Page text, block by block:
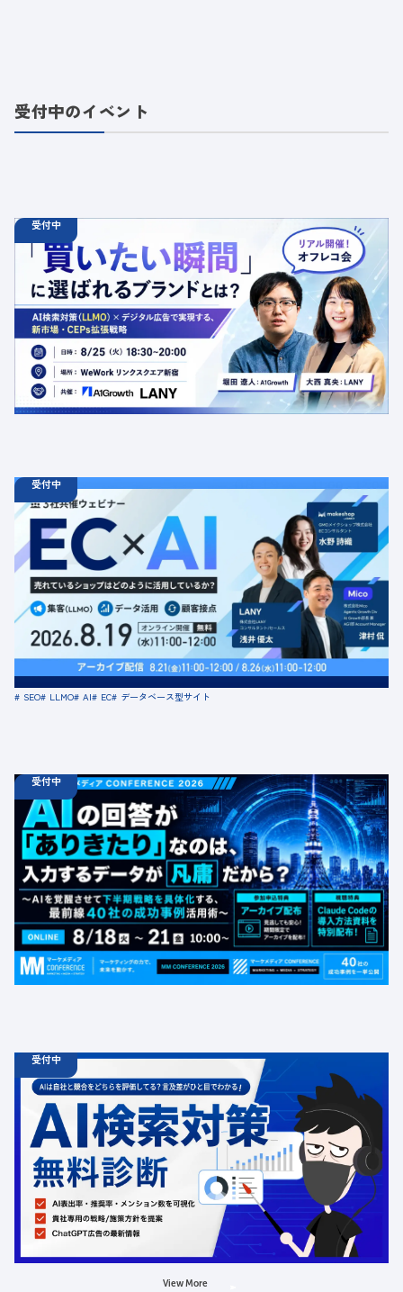
受付中のイベント
受付中
オフラインイベント 18:30 - 20:00
【オフラインイベント】「買いたい瞬間」に選ばれるブラ
ンドとは？AI検索対策（LLMO）×デジタル広告で実現す
る、新市場・CEPs拡張戦略
定員数：50名
金額：無料
場所：東京都渋谷区千駄ヶ谷5-27-5 リンクスクエア新宿16F
WeWork内 最寄り：新宿駅・代々木駅・新宿三丁目駅
交流会 共催 AI LLMO デジタルマーケティング トレンド 採用イベント 広告
受付中
ウェビナー 08.19
11:00 - 12:00
水 11:00 - 12:00
【無料セミナー】EC × AI 売れているショップはどのよう
に活用しているか？ 「集客（LLMO）」「データ活用」
「顧客接点」
定員数：500名
金額：無料
場所：オンライン
SEO LLMO AI EC データベース型サイト
受付中
ウェビナー 08.18 火 10:00 -
08.21 金 16:00
【無料カンファレンス】AIの回答が「ありきたり」なの
は、入力するデータが凡庸だから？ 〜AIを覚醒させて下
半期戦略を具体化する、最前線40社の成功事例活用術〜
定員数：1000名
金額：無料
場所：オンライン
BtoB
受付中
診断
12.31 00:00
ChatGPT広告の最新動向・AI検索対策に関する無料相談
受付中
定員数：500名
金額：無料
場所：オンライン
LLMO 広告
View More